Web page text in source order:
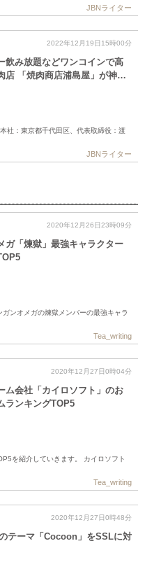
JBNライター
2022年12月19日15時00分
飲み放題などワンコインで高
店 「焼肉商店浦島屋」が神…
社：東京都千代田区、代表取締役：渡
JBNライター
2020年12月26日23時09分
ガ「煉獄」最強キャラクター
ンオメガの煉獄メンバーの最強キャラ
Tea_writing
2020年12月27日0時04分
ム会社「カイロソフト」のお
ランキングTOP5
を紹介していきます。 カイロソフト
Tea_writing
2020年12月27日0時48分
テーマ「Cocoon」をSSLに対